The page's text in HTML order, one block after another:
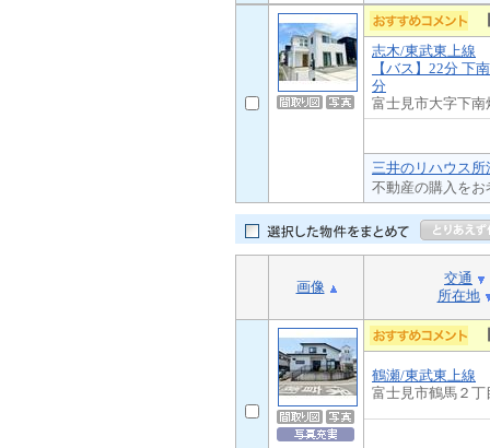
志木/東武東上線
【バス】22分 下
分
富士見市大字下南
三井のリハウス
不動産の購入を
画像
交通
所在地
鶴瀬/東武東上線
富士見市鶴馬２丁